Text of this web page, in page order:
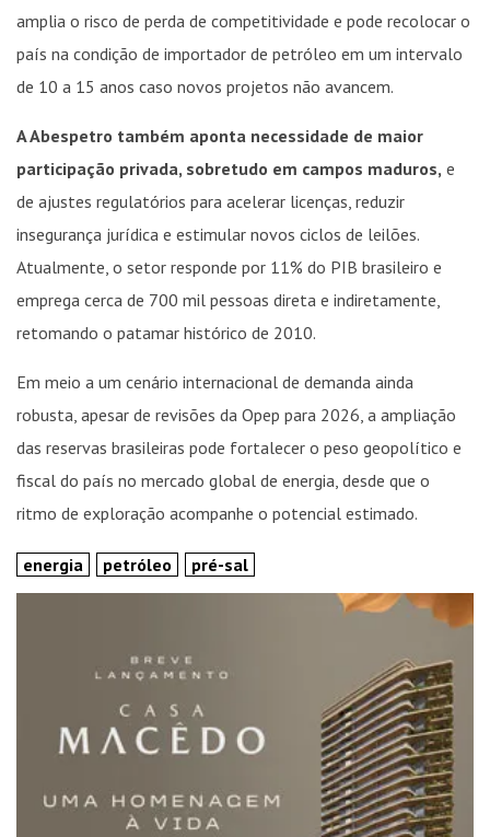
amplia o risco de perda de competitividade e pode recolocar o
país na condição de importador de petróleo em um intervalo
de 10 a 15 anos caso novos projetos não avancem.
A Abespetro também aponta necessidade de maior
participação privada, sobretudo em campos maduros, e
de ajustes regulatórios para acelerar licenças, reduzir
insegurança jurídica e estimular novos ciclos de leilões.
Atualmente, o setor responde por 11% do PIB brasileiro e
emprega cerca de 700 mil pessoas direta e indiretamente,
retomando o patamar histórico de 2010.
Em meio a um cenário internacional de demanda ainda
robusta, apesar de revisões da Opep para 2026, a ampliação
das reservas brasileiras pode fortalecer o peso geopolítico e
fiscal do país no mercado global de energia, desde que o
ritmo de exploração acompanhe o potencial estimado.
energia petróleo pré-sal